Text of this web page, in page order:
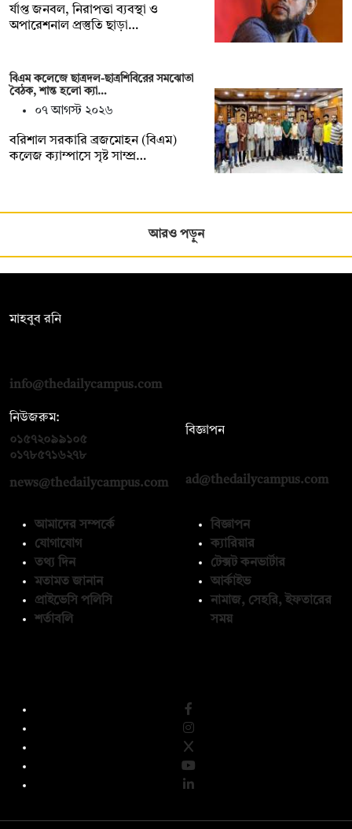
র্যাপ্ত জনবল, নিরাপত্তা ব্যবস্থা ও
অপারেশনাল প্রস্তুতি ছাড়া…
বিএম কলেজে ছাত্রদল-ছাত্রশিবিরের সমঝোতা
বৈঠক, শান্ত হলো ক্যা…
০৭ আগস্ট ২০২৬
বরিশাল সরকারি ব্রজমোহন (বিএম)
কলেজ ক্যাম্পাসে সৃষ্ট সাম্প্র…
আরও পড়ুন
মাহবুব রনি
info@thedailycampus.com
নিউজরুম:
০১৫৭২০৯৯১০৫
০১৭৮৫৭১৬২৭৮
news@thedailycampus.com
বিজ্ঞাপন
ad@thedailycampus.com
আমাদের সম্পর্কে
যোগাযোগ
তথ্য দিন
মতামত জানান
প্রাইভেসি পলিসি
শর্তাবলি
বিজ্ঞাপন
ক্যারিয়ার
টেক্সট কনভার্টার
আর্কাইভ
নামাজ, সেহরি, ইফতারের
সময়